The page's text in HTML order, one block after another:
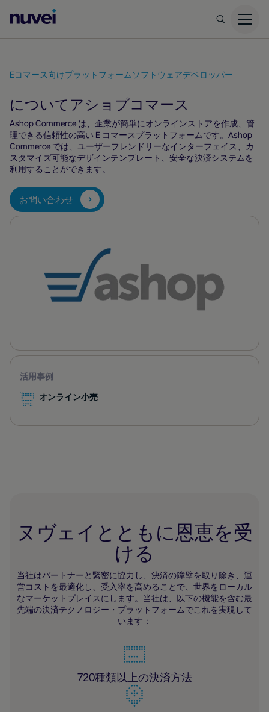
ホ
ム
ー
ジ
Eコマース向けプラットフォーム ソフトウェアデベロッパー
についてアショプコマース
Ashop Commerce は、企業が簡単にオンラインストアを作成、管
理できる信頼性の高い E コマースプラットフォームです。Ashop
Commerce では、ユーザーフレンドリーなインターフェイス、カ
スタマイズ可能なデザインテンプレート、安全な決済システムを
利用することができます。
お問い合わせ
活用事例
オンライン小売
ヌヴェイとともに恩恵を受
ける
当社はパートナーと緊密に協力し、決済の障壁を取り除き、運
営コストを最適化し、受入率を高めることで、世界をローカル
なマーケットプレイスにします。当社は、以下の機能を含む最
先端の決済テクノロジー・プラットフォームでこれを実現して
います：
720種類以上の決済方法